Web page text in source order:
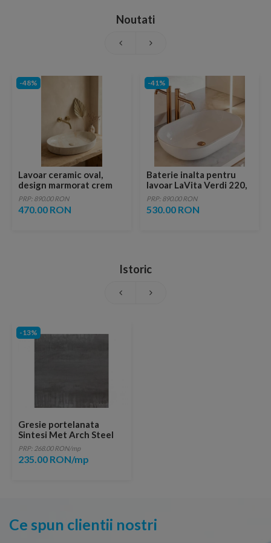
Noutati
-48%
Lavoar ceramic oval,
design marmorat crem
lucios cu vene aurii,
ventil inclus
PRP: 890.00 RON
470.00 RON
-41%
Baterie inalta pentru
lavoar LaVita Verdi 220,
fara ventil, brushed
copper
PRP: 890.00 RON
530.00 RON
Istoric
-13%
Gresie portelanata
Sintesi Met Arch Steel
Rectificata 121x30
PRP: 268.00 RON/mp
235.00 RON/mp
Ce spun clientii nostri